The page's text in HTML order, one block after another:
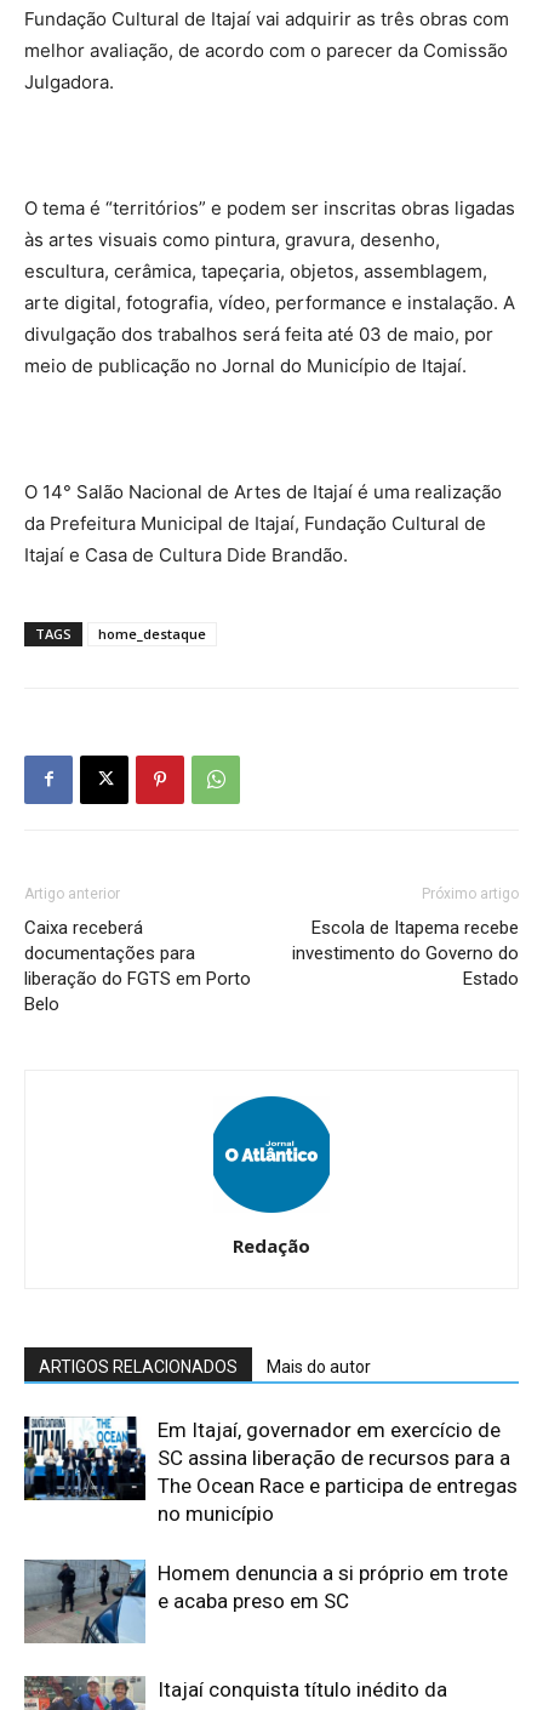
Fundação Cultural de Itajaí vai adquirir as três obras com
melhor avaliação, de acordo com o parecer da Comissão
Julgadora.
O tema é “territórios” e podem ser inscritas obras ligadas
às artes visuais como pintura, gravura, desenho,
escultura, cerâmica, tapeçaria, objetos, assemblagem,
arte digital, fotografia, vídeo, performance e instalação. A
divulgação dos trabalhos será feita até 03 de maio, por
meio de publicação no Jornal do Município de Itajaí.
O 14° Salão Nacional de Artes de Itajaí é uma realização
da Prefeitura Municipal de Itajaí, Fundação Cultural de
Itajaí e Casa de Cultura Dide Brandão.
TAGS home_destaque
Artigo anterior
Caixa receberá
documentações para
liberação do FGTS em Porto
Belo
Próximo artigo
Escola de Itapema recebe
investimento do Governo do
Estado
Redação
ARTIGOS RELACIONADOS Mais do autor
Em Itajaí, governador em exercício de
SC assina liberação de recursos para a
The Ocean Race e participa de entregas
no município
Homem denuncia a si próprio em trote
e acaba preso em SC
Itajaí conquista título inédito da